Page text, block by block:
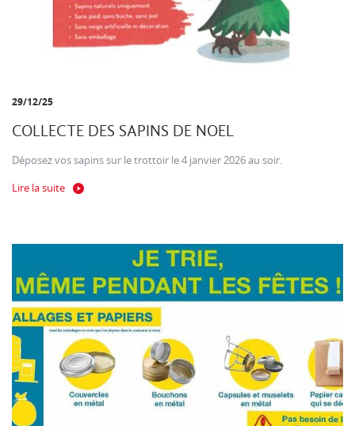
29/12/25
COLLECTE DES SAPINS DE NOEL
Déposez vos sapins sur le trottoir le 4 janvier 2026 au soir.
Lire la suite